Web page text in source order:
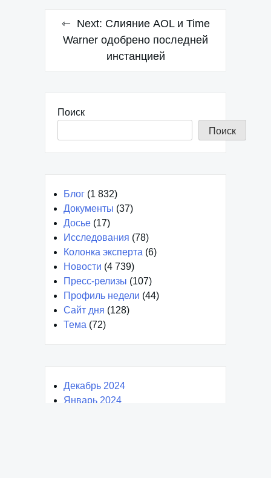
Next: Слияние AOL и Time
Warner одобрено последней
инстанцией
Поиск
Поиск
Блог (1 832)
Документы (37)
Досье (17)
Исследования (78)
Колонка эксперта (6)
Новости (4 739)
Пресс-релизы (107)
Профиль недели (44)
Сайт дня (128)
Тема (72)
Декабрь 2024
Январь 2024